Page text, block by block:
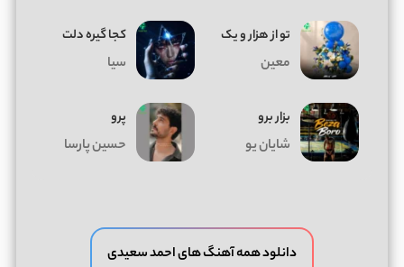
تو از هزار و یک
معین
کجا گیره دلت
سیا
بزار برو
شایان یو
پرو
حسین پارسا
دانلود همه آهنگ های احمد سعیدی